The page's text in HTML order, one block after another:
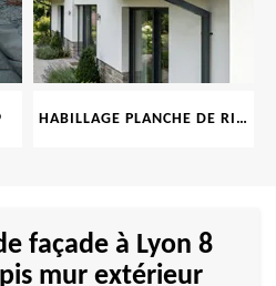
HABILLAGE PLANCHE DE RIVE 69
façade à Lyon 8
mur extérieur